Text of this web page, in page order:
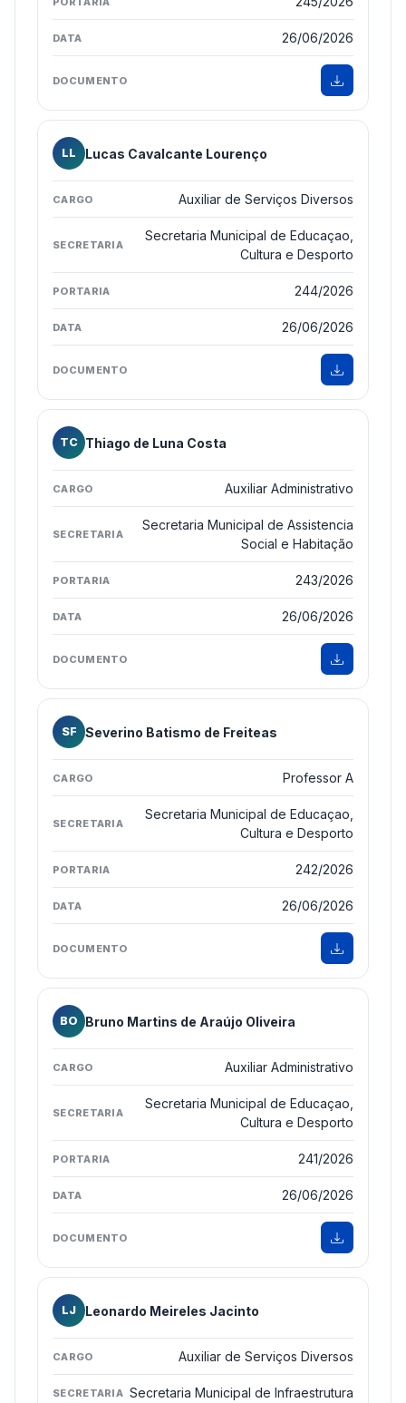
26/06/2026
LL Lucas Cavalcante Lourenço
Auxiliar de Serviços Diversos
Secretaria Municipal de Educaçao,
Cultura e Desporto
244/2026
26/06/2026
TC Thiago de Luna Costa
Auxiliar Administrativo
Secretaria Municipal de Assistencia
Social e Habitação
243/2026
26/06/2026
SF Severino Batismo de Freiteas
Professor A
Secretaria Municipal de Educaçao,
Cultura e Desporto
242/2026
26/06/2026
BO Bruno Martins de Araújo Oliveira
Auxiliar Administrativo
Secretaria Municipal de Educaçao,
Cultura e Desporto
241/2026
26/06/2026
LJ Leonardo Meireles Jacinto
Auxiliar de Serviços Diversos
Secretaria Municipal de Infraestrutura